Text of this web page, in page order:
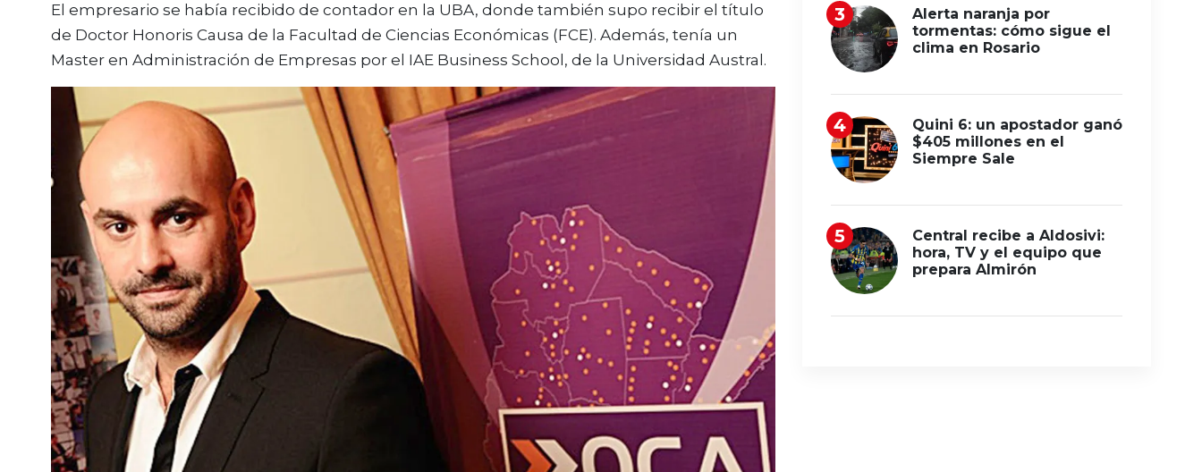
El empresario se había recibido de contador en la UBA, donde también supo recibir el título
de Doctor Honoris Causa de la Facultad de Ciencias Económicas (FCE). Además, tenía un
Master en Administración de Empresas por el IAE Business School, de la Universidad Austral.
Alerta naranja por
tormentas: cómo sigue el
clima en Rosario
Quini 6: un apostador ganó
$405 millones en el
Siempre Sale
Central recibe a Aldosivi:
hora, TV y el equipo que
prepara Almirón